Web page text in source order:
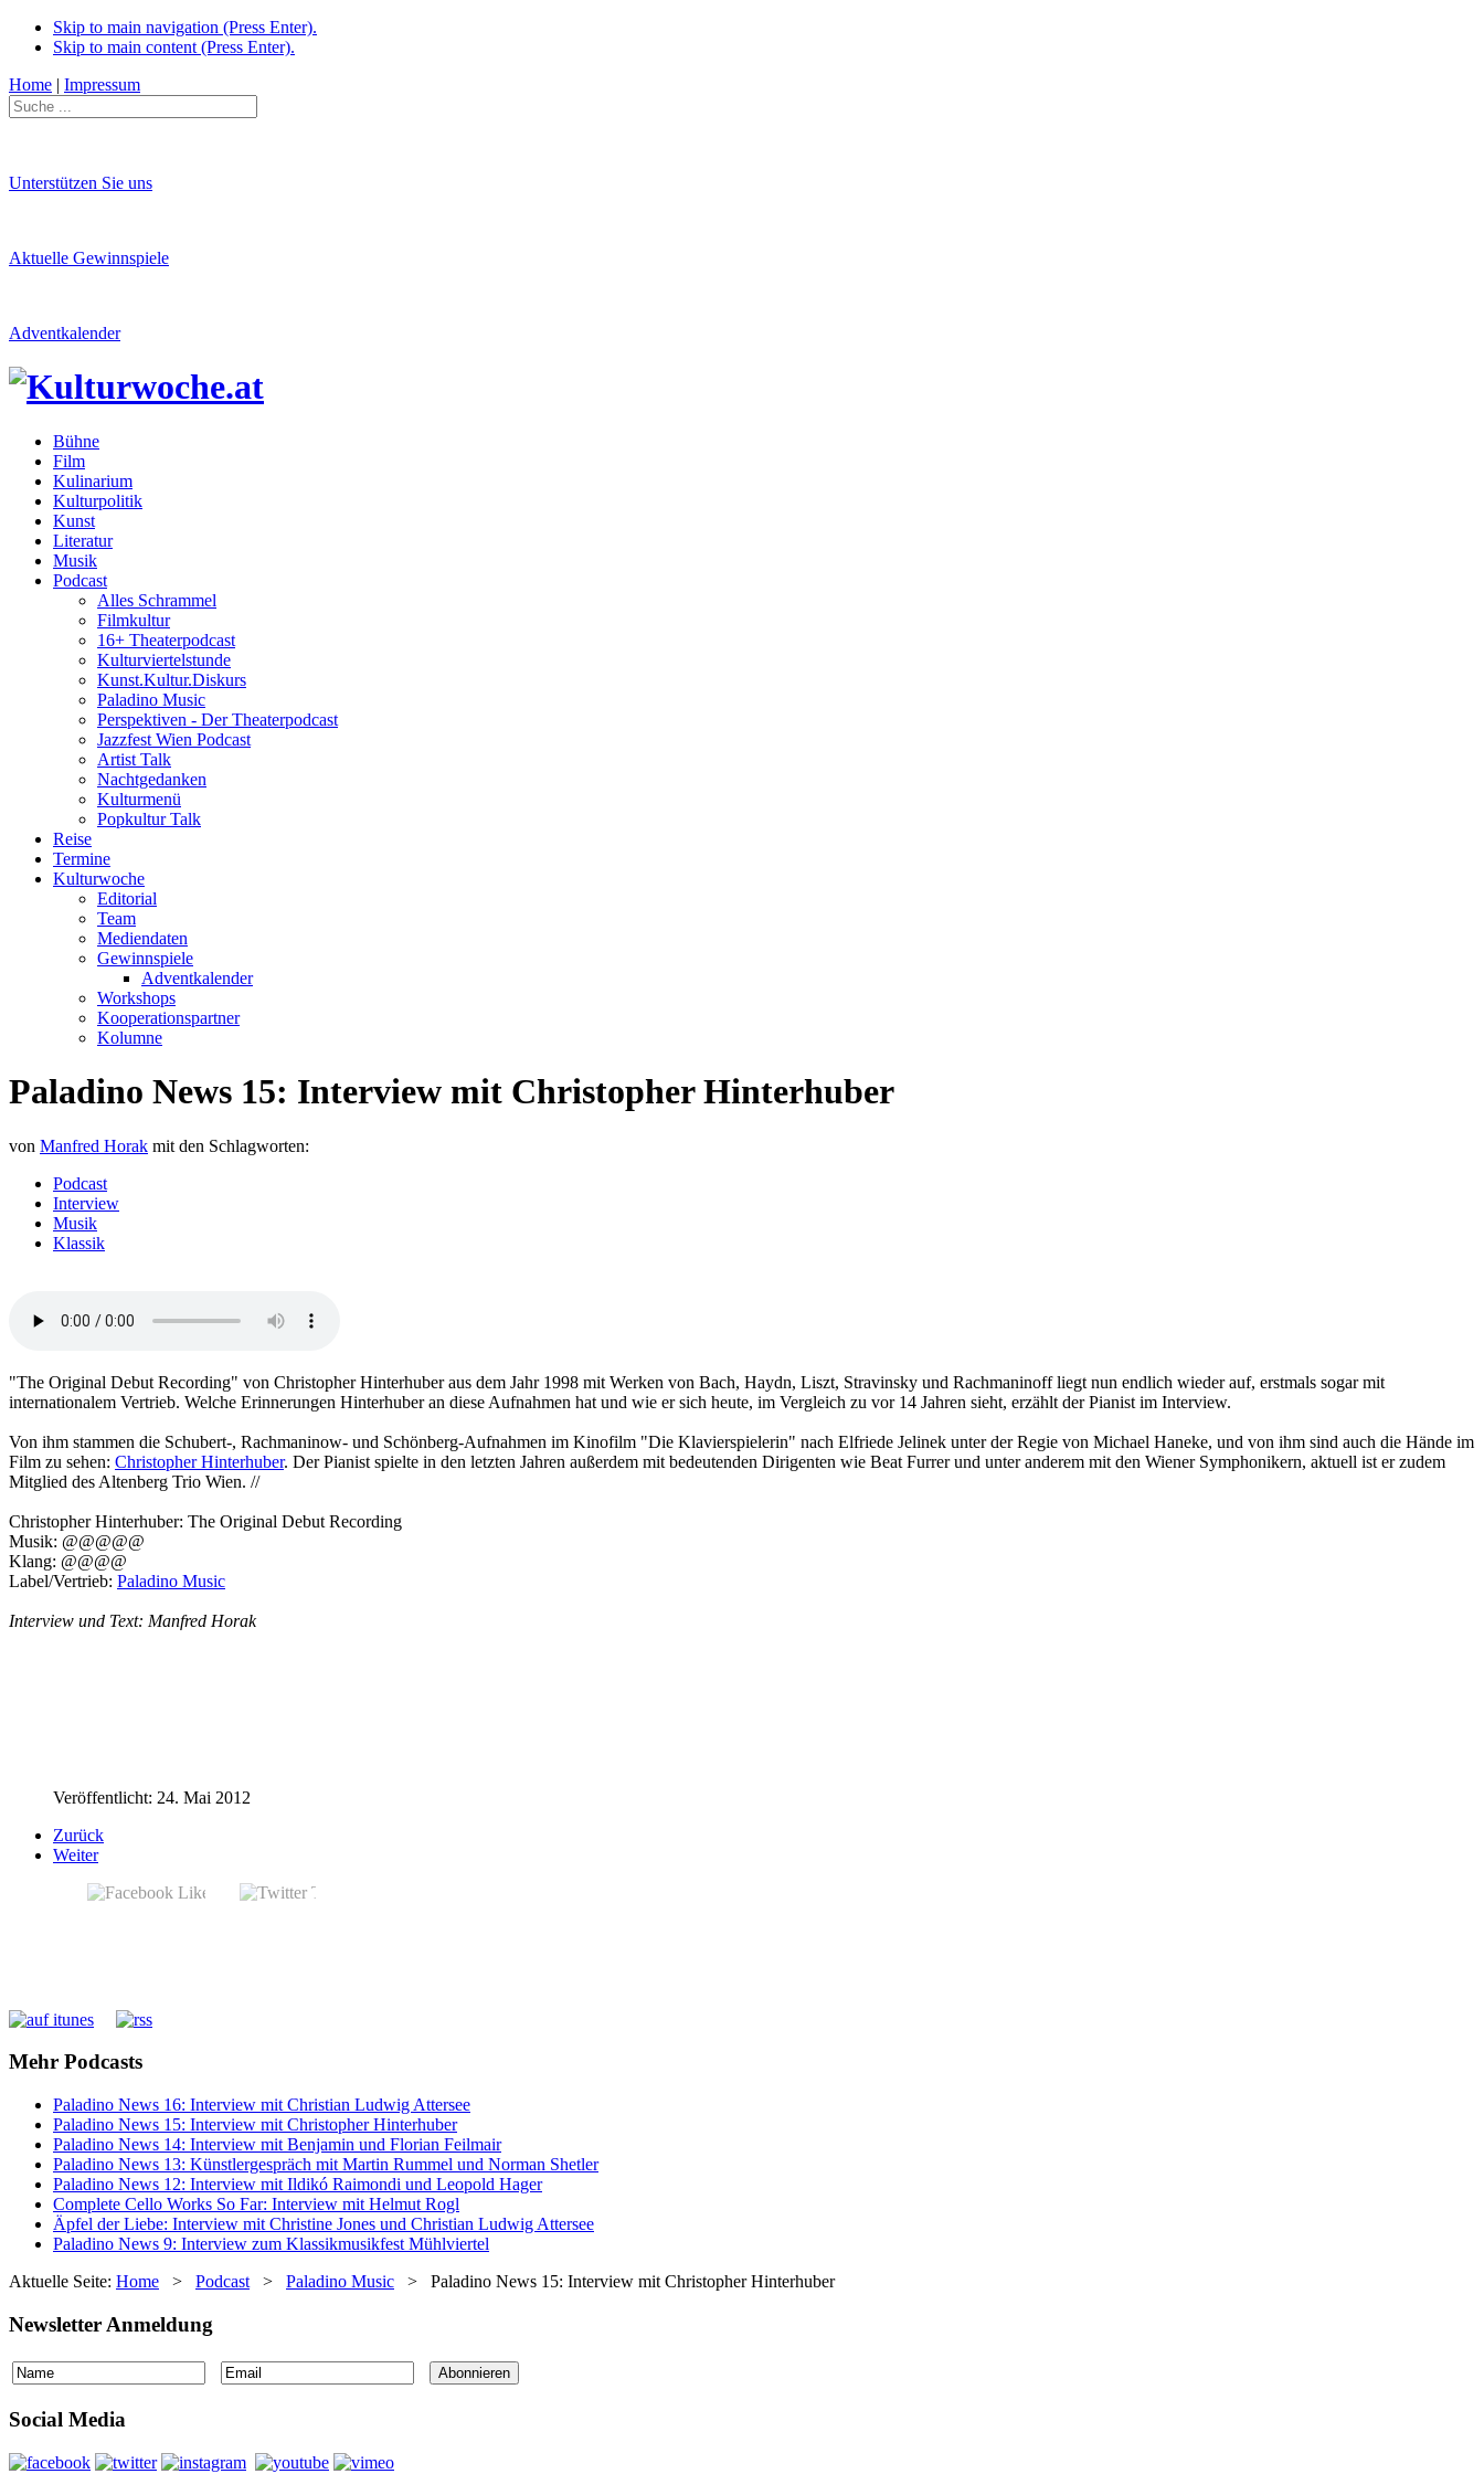
Skip to main navigation (Press Enter).
Skip to main content (Press Enter).
Home | Impressum
Unterstützen Sie uns
Aktuelle Gewinnspiele
Adventkalender
Bühne
Film
Kulinarium
Kulturpolitik
Kunst
Literatur
Musik
Podcast
Alles Schrammel
Filmkultur
16+ Theaterpodcast
Kulturviertelstunde
Kunst.Kultur.Diskurs
Paladino Music
Perspektiven - Der Theaterpodcast
Jazzfest Wien Podcast
Artist Talk
Nachtgedanken
Kulturmenü
Popkultur Talk
Reise
Termine
Kulturwoche
Editorial
Team
Mediendaten
Gewinnspiele
Adventkalender
Workshops
Kooperationspartner
Kolumne
Paladino News 15: Interview mit Christopher Hinterhuber
von Manfred Horak mit den Schlagworten:
Podcast
Interview
Musik
Klassik
"The Original Debut Recording" von Christopher Hinterhuber aus dem Jahr 1998 mit Werken von Bach, Haydn, Liszt, Stravinsky und Rachmaninoff liegt nun endlich wieder auf, erstmals sogar mit
internationalem Vertrieb. Welche Erinnerungen Hinterhuber an diese Aufnahmen hat und wie er sich heute, im Vergleich zu vor 14 Jahren sieht, erzählt der Pianist im Interview.
Von ihm stammen die Schubert-, Rachmaninow- und Schönberg-Aufnahmen im Kinofilm "Die Klavierspielerin" nach Elfriede Jelinek unter der Regie von Michael Haneke, und von ihm sind auch die Hände im
Film zu sehen: Christopher Hinterhuber. Der Pianist spielte in den letzten Jahren außerdem mit bedeutenden Dirigenten wie Beat Furrer und unter anderem mit den Wiener Symphonikern, aktuell ist er zudem
Mitglied des Altenberg Trio Wien. //
Christopher Hinterhuber: The Original Debut Recording
Musik: @@@@@
Klang: @@@@
Label/Vertrieb: Paladino Music
Interview und Text: Manfred Horak
Veröffentlicht: 24. Mai 2012
Zurück
Weiter
Mehr Podcasts
Paladino News 16: Interview mit Christian Ludwig Attersee
Paladino News 15: Interview mit Christopher Hinterhuber
Paladino News 14: Interview mit Benjamin und Florian Feilmair
Paladino News 13: Künstlergespräch mit Martin Rummel und Norman Shetler
Paladino News 12: Interview mit Ildikó Raimondi und Leopold Hager
Complete Cello Works So Far: Interview mit Helmut Rogl
Äpfel der Liebe: Interview mit Christine Jones und Christian Ludwig Attersee
Paladino News 9: Interview zum Klassikmusikfest Mühlviertel
Aktuelle Seite: Home > Podcast > Paladino Music > Paladino News 15: Interview mit Christopher Hinterhuber
Newsletter Anmeldung
Social Media